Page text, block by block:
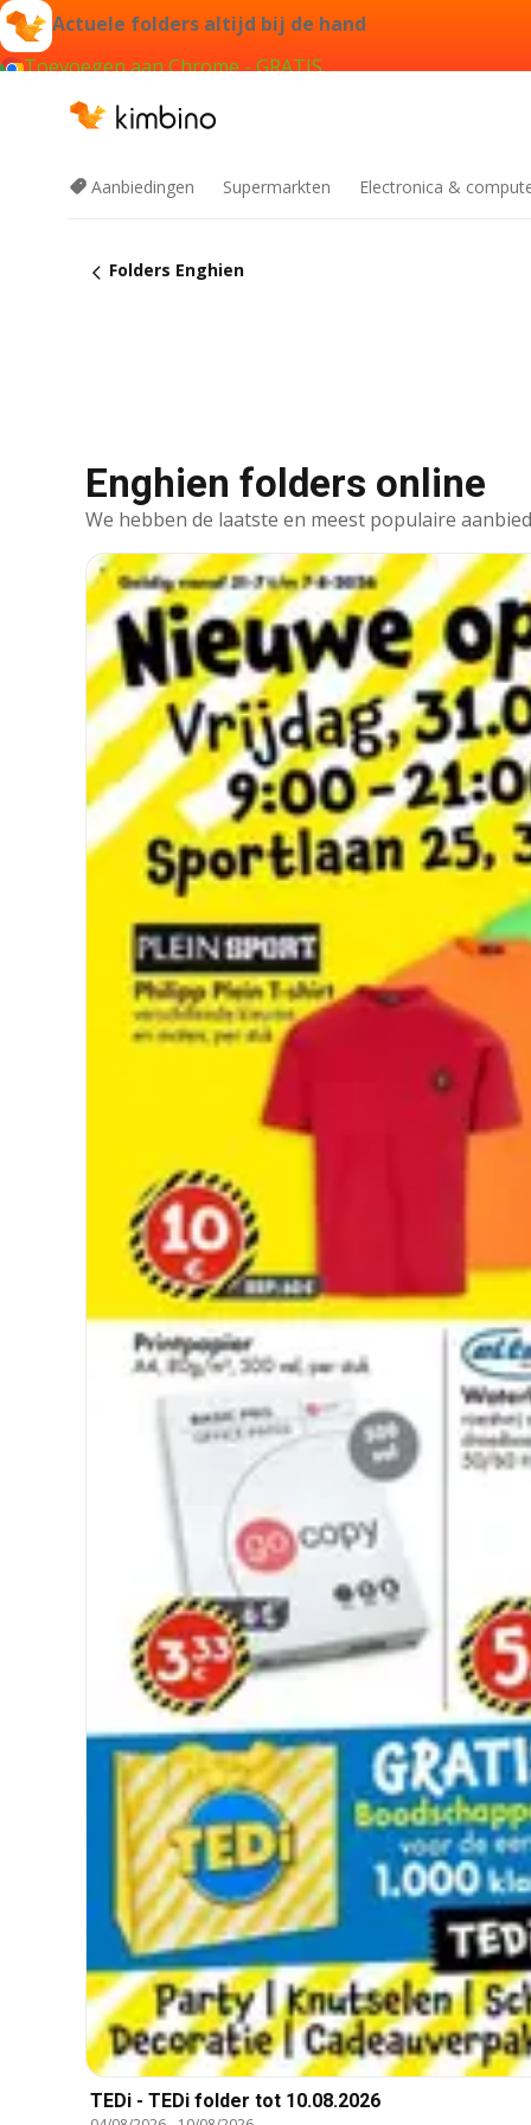
Actuele folders altijd bij de hand
Toevoegen aan Chrome - GRATIS
Aanbiedingen Supermarkten Electronica &
Folders Enghien
Enghien folders online
We hebben de laatste en meest populaire
TEDi - TEDi folder tot 10.08.2026